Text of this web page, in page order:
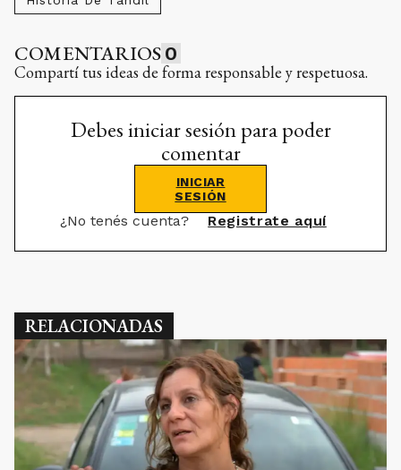
COMENTARIOS 0
Compartí tus ideas de forma responsable y respetuosa.
Debes iniciar sesión para poder
comentar
INICIAR
SESIÓN
¿No tenés cuenta? Registrate aquí
RELACIONADAS